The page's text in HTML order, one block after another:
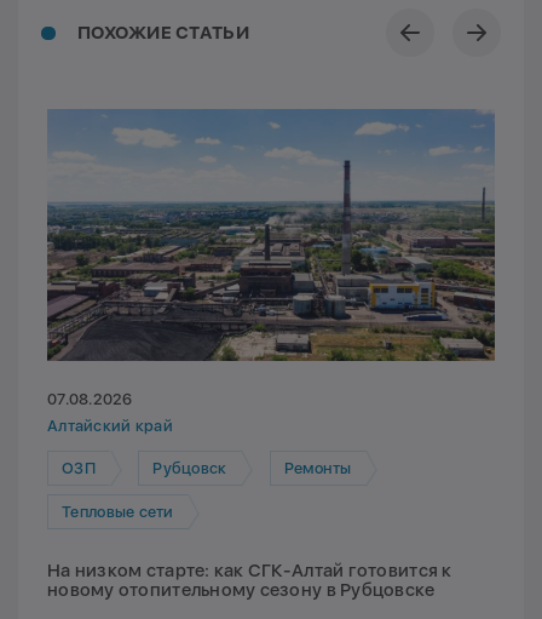
ПОХОЖИЕ СТАТЬИ
07.08.2026
Алтайский край
ОЗП Рубцовск Ремонты
Тепловые сети
На низком старте: как СГК-Алтай готовится к
новому отопительному сезону в Рубцовске